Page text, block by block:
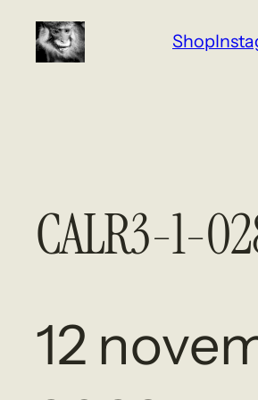
Aller
contenu
Shop
CALR3-1-
12